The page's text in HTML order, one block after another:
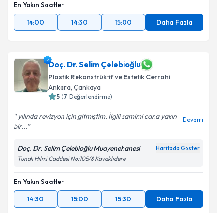
Takvim Talebini Gönder
En Yakın Saatler
14:00
14:30 15:00 Daha Fazla
Doç. Dr. Selim Çelebioğlu
Plastik Rekonstrüktif ve Estetik Cerrahi
Ankara, Çankaya
5 (7 Değerlendirme)
yılında revizyon için gitmiştim. İlgili samimi cana yakın
bir...
Devamı
Doç. Dr. Selim Çelebioğlu Muayenehanesi Haritada Göster
Tunalı Hilmi Caddesi No:105/8 Kavaklıdere
En Yakın Saatler
14:30
15:00 15:30 Daha Fazla